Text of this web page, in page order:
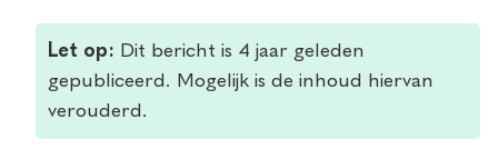
Let op: Dit bericht is 4 jaar geleden
gepubliceerd. Mogelijk is de inhoud hiervan
verouderd.